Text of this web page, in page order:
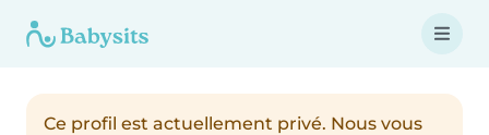
Ce profil est actuellement privé. Nous vous